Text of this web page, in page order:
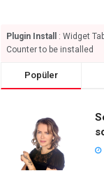
Plugin Install
: Widget
Counter to be installed
Popüler